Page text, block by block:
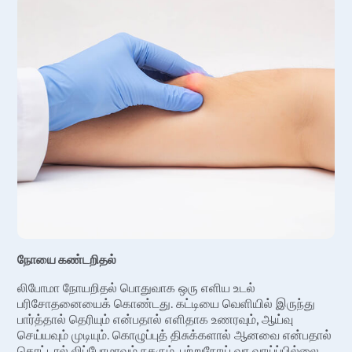
நோயை கண்டறிதல்
லிபோமா நோயறிதல் பொதுவாக ஒரு எளிய உடல்
பரிசோதனையைக் கொண்டது. கட்டியை வெளியில் இருந்து
பார்த்தால் தெரியும் என்பதால் எளிதாக உணரவும், ஆய்வு
செய்யவும் முடியும். கொழுப்புத் திசுக்களால் ஆனவை என்பதால்